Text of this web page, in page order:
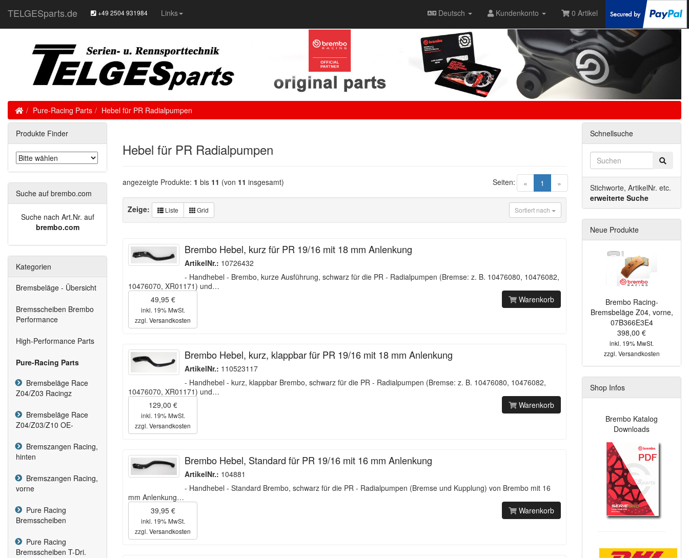
TELGESparts.de +49 2504 931984 Links Deutsch Kundenkonto 0 Artikel
HomePure-Racing Parts Hebel für PR Radialpumpen
Hebel für PR Radialpumpen
angezeigte Produkte: 1 bis 11 (von 11 insgesamt) « 1 (current)
»
Seiten:
Sortiert nach
Zeige: Liste Grid
Brembo Hebel, kurz für PR 19/16 mit 18 mm Anlenkung
ArtikelNr.: 10726432
- Handhebel - Brembo, kurze Ausführung, schwarz für die PR - Radialpumpen (Bremse: z. B. 10476080, 10476082,
10476070, XR01171) und…
49,95 €
inkl. 19% MwSt.
zzgl. Versandkosten
Warenkorb
Brembo Hebel, kurz, klappbar für PR 19/16 mit 18 mm Anlenkung
ArtikelNr.: 110523117
- Handhebel - kurz, klappbar Brembo, schwarz für die PR - Radialpumpen (Bremse: z. B. 10476080, 10476082,
10476070, XR01171) und…
129,00 €
inkl. 19% MwSt.
zzgl. Versandkosten
Warenkorb
Brembo Hebel, Standard für PR 19/16 mit 16 mm Anlenkung
ArtikelNr.: 104881
- Handhebel - Standard Brembo, schwarz für die PR - Radialpumpen (Bremse und Kupplung) von Brembo mit 16
mm Anlenkung…
39,95 €
inkl. 19% MwSt.
zzgl. Versandkosten
Warenkorb
Produkte Finder
Suche auf brembo.com
Suche nach Art.Nr. auf
brembo.com
Kategorien
Bremsbeläge - Übersicht
Bremsscheiben Brembo
Performance
High-Performance Parts
Pure-Racing Parts
Bremsbeläge Race
Z04/Z03 Racingz
Bremsbeläge Race
Z04/Z03/Z10 OE-
Bremszangen Racing,
hinten
Bremszangen Racing,
vorne
Pure Racing
Bremsscheiben
Pure Racing
Bremsscheiben T-Dri.
Schnellsuche
Stichworte, ArtikelNr. etc.
erweiterte Suche
Neue Produkte
Brembo Racing-
Bremsbeläge Z04, vorne,
07B366E3E4
398,00 €
inkl. 19% MwSt.
zzgl. Versandkosten
Shop Infos
Brembo Katalog
Downloads